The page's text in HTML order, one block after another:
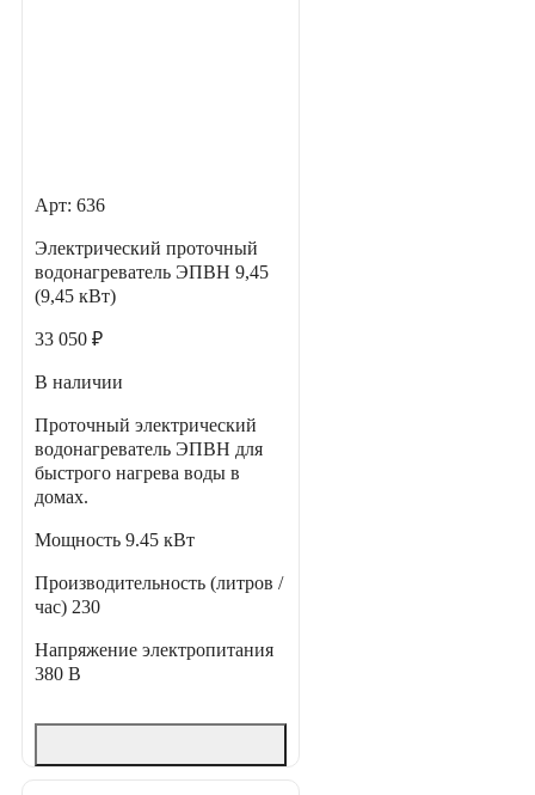
Арт: 636
Электрический проточный
водонагреватель ЭПВН 9,45
(9,45 кВт)
33 050 ₽
В наличии
Проточный электрический
водонагреватель ЭПВН для
быстрого нагрева воды в
домах.
Мощность 9.45 кВт
Производительность (литров /
час) 230
Напряжение электропитания
380 В